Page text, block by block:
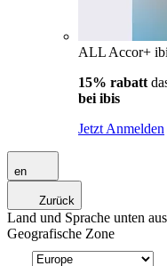
ALL Accor+
15% rabatt
bei ibis
Jetzt Anmelden
en
Zurück
Land und Sprache unten
Geografische Zone